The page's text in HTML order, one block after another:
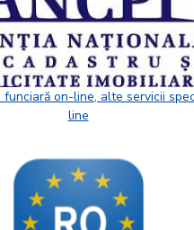
on-line, alte servicii
line